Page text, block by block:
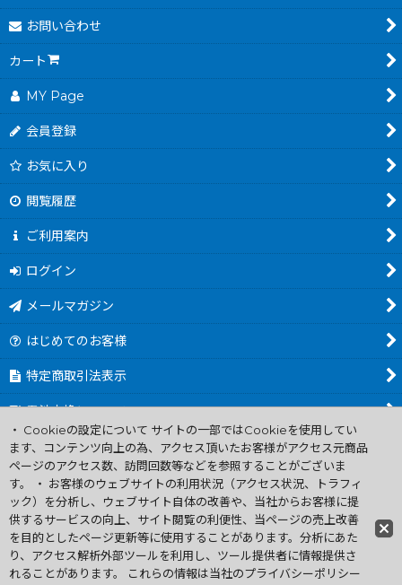
お問い合わせ
カート
MY Page
会員登録
お気に入り
閲覧履歴
ご利用案内
ログイン
メールマガジン
はじめてのお客様
特定商取引法表示
電池交換について
商品カテゴリ一覧
Worldwide Shipping Guide
ファミコン買取通販 中古 ディスクシステム 販売 ニンテンドウ64・
ゲーム買取 .電池交換
Copyright (C) 2007 ファミコン お宝王 All Rights
・ Cookieの設定について サイトの一部ではCookieを使用してい
ます、コンテンツ向上の為、アクセス頂いたお客様がアクセス元商品
ページのアクセス数、訪問回数等などを参照することがございま
す。 ・ お客様のウェブサイトの利用状況（アクセス状況、トラフィ
ック）を分析し、ウェブサイト自体の改善や、当社からお客様に提
供するサービスの向上、サイト閲覧の利便性、当ページの売上改善
を目的としたページ更新等に使用することがあります。分析にあた
り、アクセス解析外部ツールを利用し、ツール提供者に情報提供さ
れることがあります。 これらの情報は当社のプライバシーポリシー